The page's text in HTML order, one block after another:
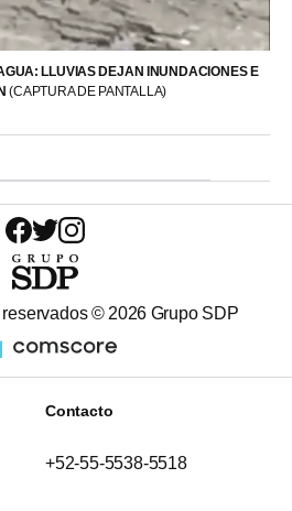
LLUVIAS DEJAN INUNDACIONES E
(CAPTURA DE PANTALLA)
reservados © 2026 Grupo SDP
Contacto
+52-55-5538-5518